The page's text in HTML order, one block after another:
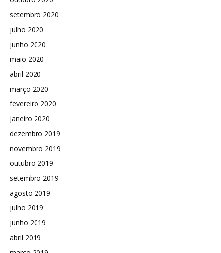
setembro 2020
julho 2020
junho 2020
maio 2020
abril 2020
março 2020
fevereiro 2020
janeiro 2020
dezembro 2019
novembro 2019
outubro 2019
setembro 2019
agosto 2019
julho 2019
junho 2019
abril 2019